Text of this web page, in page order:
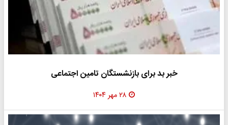
خبر بد برای بازنشستگان تامین اجتماعی
۲۸ مهر ۱۴۰۴